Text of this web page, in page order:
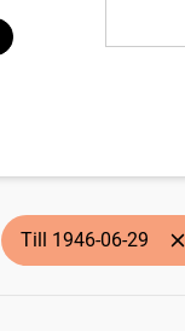
Till 1946-06-29